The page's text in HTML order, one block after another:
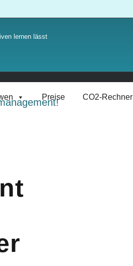
lernen lässt
Preise CO2-Rechner